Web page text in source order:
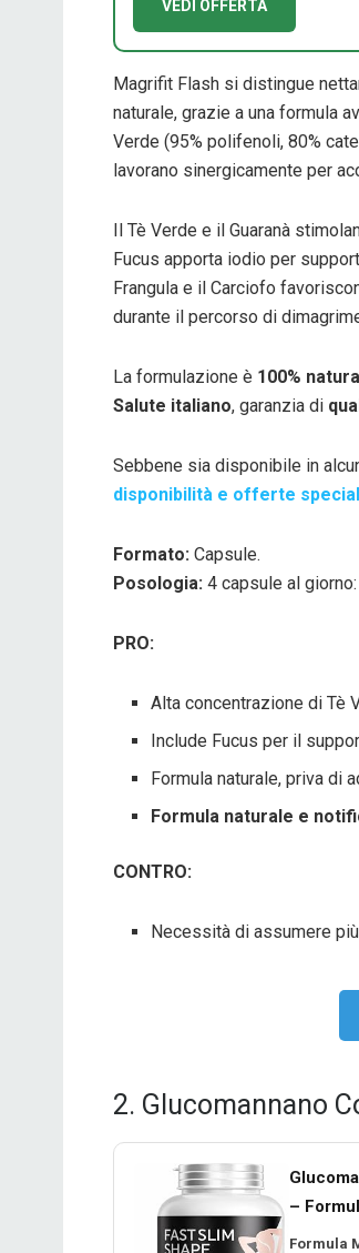
VEDI OFFERTA
Magrifit Flash si distingue
naturale, grazie a una formula
Verde (95% polifenoli, 80%
lavorano sinergicamente per
Il Tè Verde e il Guaranà
Fucus apporta iodio per
Frangula e il Carciofo
durante il percorso di
La formulazione è 100%
Salute italiano, garanzia di
Sebbene sia disponibile in
disponibilità e offerte
Formato: Capsule.
Posologia: 4 capsule al
PRO:
Alta concentrazione di Tè
Include Fucus per il
Formula naturale, priva di
Formula naturale e
CONTRO:
Necessità di assumere
2. Glucomannano
–
Formula